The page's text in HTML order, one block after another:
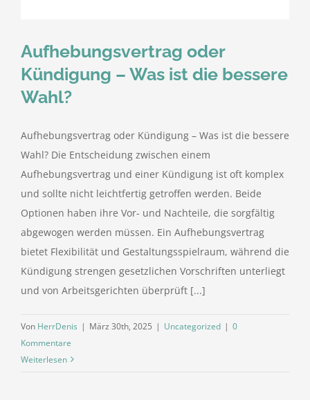
Aufhebungsvertrag oder
Kündigung – Was ist die bessere
Wahl?
Aufhebungsvertrag oder Kündigung – Was ist die bessere
Wahl? Die Entscheidung zwischen einem
Aufhebungsvertrag und einer Kündigung ist oft komplex
und sollte nicht leichtfertig getroffen werden. Beide
Optionen haben ihre Vor- und Nachteile, die sorgfältig
abgewogen werden müssen. Ein Aufhebungsvertrag
bietet Flexibilität und Gestaltungsspielraum, während die
Kündigung strengen gesetzlichen Vorschriften unterliegt
und von Arbeitsgerichten überprüft [...]
Von HerrDenis | März 30th, 2025 | Uncategorized | 0
Kommentare
Weiterlesen